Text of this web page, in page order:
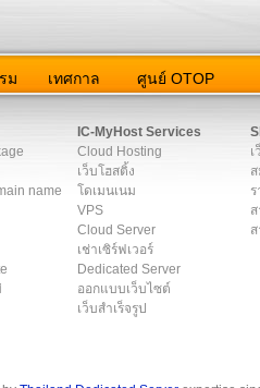
ม เทศกาล ศูนย์ OTOP
name
IC-MyHost Services
Cloud Hosting
เว็บโฮสติ้ง
โดเมนเนม
VPS
Cloud Server
เช่าเซิร์ฟเวอร์
Dedicated Server
ออกแบบเว็บไซต์
เว็บสำเร็จรูป